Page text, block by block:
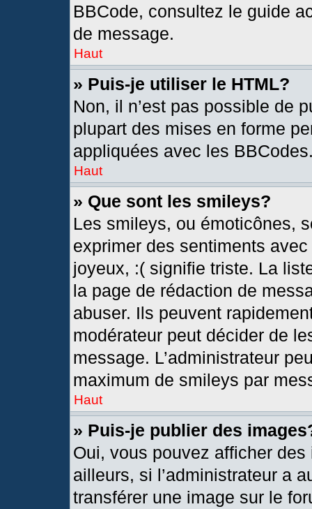
BBCode, consultez le guide
de message.
Haut
» Puis-je utiliser le HTML?
Non, il n’est pas possible de
plupart des mises en forme
appliquées avec les
Haut
» Que sont les smileys?
Les smileys, ou émoticônes,
exprimer des sentiments
joyeux, :( signifie triste. La
la page de rédaction de
abuser. Ils peuvent
modérateur peut décider de
message. L’administrateur
maximum de smileys par
Haut
» Puis-je publier des
Oui, vous pouvez afficher
ailleurs, si l’administrateur a
transférer une image sur le